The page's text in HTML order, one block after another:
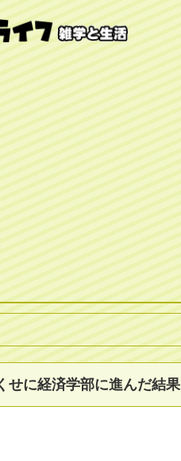
せに経済学部に進んだ結